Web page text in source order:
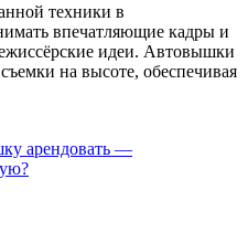
техники в
впечатляющие кадры и
идеи. Автовышки
на высоте, обеспечивая
арендовать —